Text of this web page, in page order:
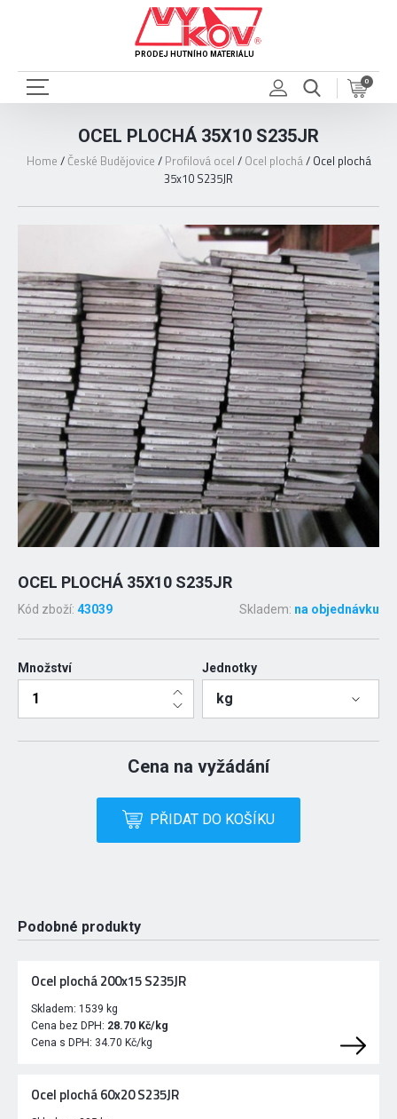
PRODEJ HUTNÍHO MATERIÁLU
0
OCEL PLOCHÁ 35X10 S235JR
Home / České Budějovice / Profilová ocel / Ocel plochá/ Ocel plochá
35x10 S235JR
OCEL PLOCHÁ 35X10 S235JR
Kód zboží: 43039 Skladem: na objednávku
Množství Jednotky
kg
Cena na vyžádání
PŘIDAT DO KOŠÍKU
Podobné produkty
Ocel plochá 200x15 S235JR
Skladem: 1539 kg
Cena bez DPH: 28.70 Kč/kg
Cena s DPH: 34.70 Kč/kg
Ocel plochá 60x20 S235JR